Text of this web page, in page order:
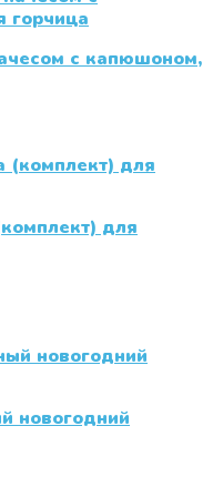
с капюшоном,
для
новогодний